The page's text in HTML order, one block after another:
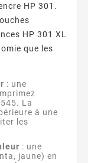
HP 301.
HP 301 XL
que les
: une
La
à une
les
: une
jaune) en